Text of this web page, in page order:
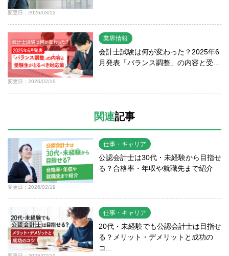
変更日：2026/03/12
変更日：2026/02/19
業界情報
会計士試験は何が変わった？2025年6
月発表「バランス調整」の内容と受...
関連記事
変更日：2026/02/19
仕事・キャリア
公認会計士は30代・未経験から目指せ
る？合格率・年収や就職先まで紹介
仕事・キャリア
20代・未経験でも公認会計士は目指せ
る？メリット・デメリットと成功の
コ...